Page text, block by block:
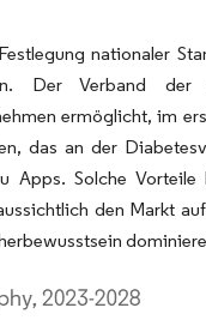
nationaler
Der Verband der
ermöglicht, im
das an der
Apps. Solche Vorteile
den Markt